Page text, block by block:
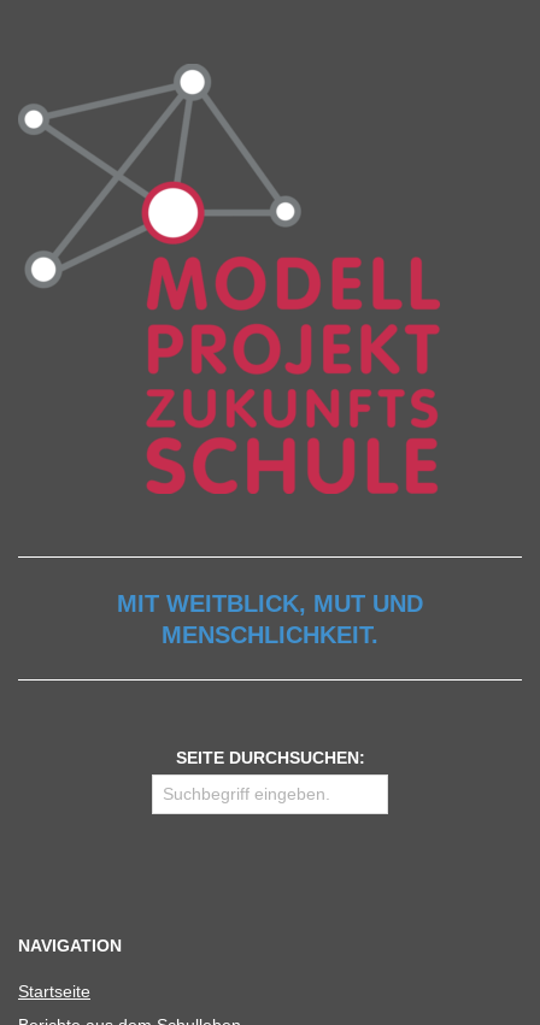
MIT WEITBLICK, MUT UND
MENSCHLICHKEIT.
SEITE DURCHSUCHEN:
NAVIGATION
Start­seite